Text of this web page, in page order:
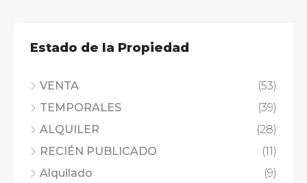
Estado de la Propiedad
VENTA
(53)
TEMPORALES
(39)
ALQUILER
(28)
RECIÉN PUBLICADO
(11)
Alquilado
(9)